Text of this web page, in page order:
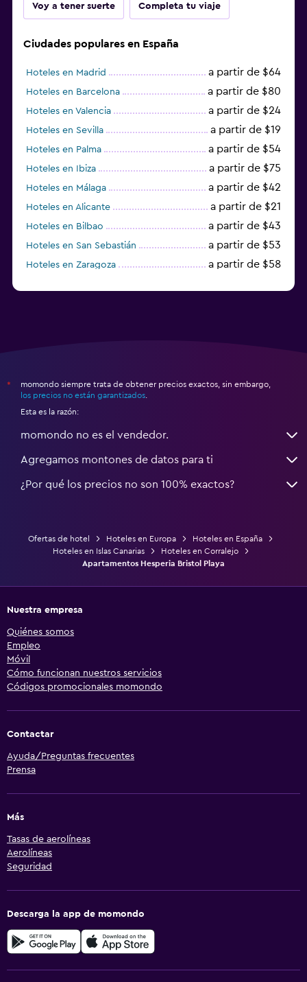
Voy a tener suerte Completa tu viaje
Ciudades populares en España
Hoteles en Madrid a partir de $64
Hoteles en Barcelona a partir de $80
Hoteles en Valencia a partir de $24
Hoteles en Sevilla a partir de $19
Hoteles en Palma a partir de $54
Hoteles en Ibiza a partir de $75
Hoteles en Málaga a partir de $42
Hoteles en Alicante a partir de $21
Hoteles en Bilbao a partir de $43
Hoteles en San Sebastián a partir de $53
Hoteles en Zaragoza a partir de $58
*
momondo siempre trata de obtener precios exactos, sin embargo,
los precios no están garantizados
Esta es la razón:
momondo no es el vendedor.
Agregamos montones de datos para ti
¿Por qué los precios no son 100% exactos?
Ofertas de hotel Hoteles en Europa
Hoteles en España
Hoteles en Islas Canarias
Hoteles en Corralejo
Apartamentos Hesperia Bristol Playa
Nuestra empresa
Quiénes somos
Empleo
Móvil
Cómo funcionan nuestros servicios
Códigos promocionales momondo
Contactar
Ayuda/Preguntas frecuentes
Prensa
Más
Tasas de aerolíneas
Aerolíneas
Seguridad
Descarga la app de momondo